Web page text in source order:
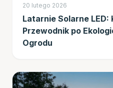
20 lutego 2026
Latarnie Solarne LED:
Przewodnik po
Ogrodu